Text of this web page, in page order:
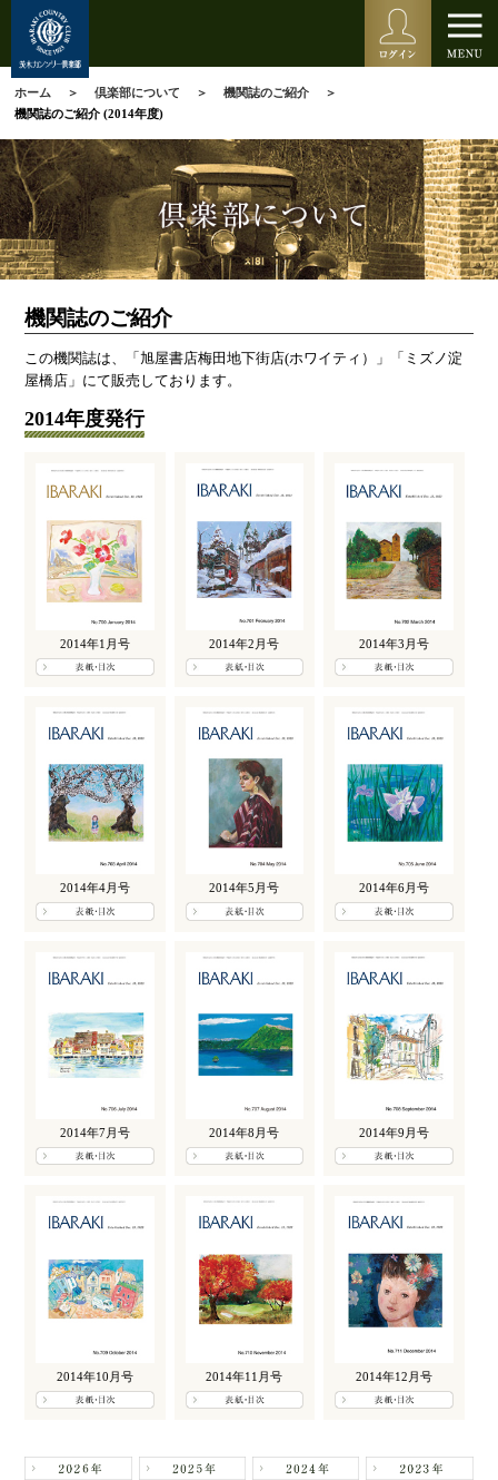
ホーム 倶楽部について
機関誌のご紹介
機関誌のご紹介 (2014年度)
機関誌のご紹介
この機関誌は、「旭屋書店梅田地下街店(ホワイティ）」「ミズノ淀
屋橋店」にて販売しております。
2014年度発行
2014年1月号 2014年2月号 2014年3月号
2014年4月号 2014年5月号 2014年6月号
2014年7月号 2014年8月号 2014年9月号
2014年10月号 2014年11月号 2014年12月号